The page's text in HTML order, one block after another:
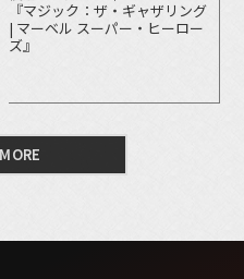
『マジック：ザ・ギャザリング
| マーベル スーパー・ヒーロー
ズ』